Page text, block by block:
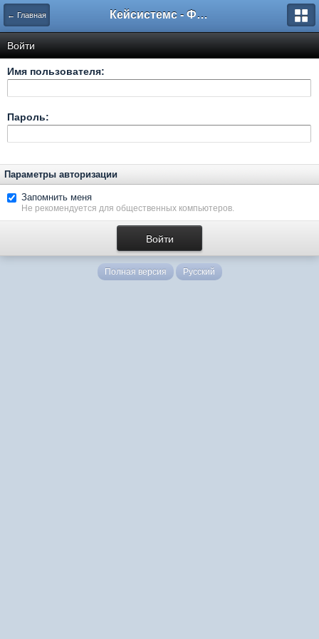
← Главная Кейсистемс - Форумы
Войти
Имя пользователя:
Пароль:
Параметры авторизации
Запомнить меня
Не рекомендуется для общественных компьютеров.
Полная версия Русский